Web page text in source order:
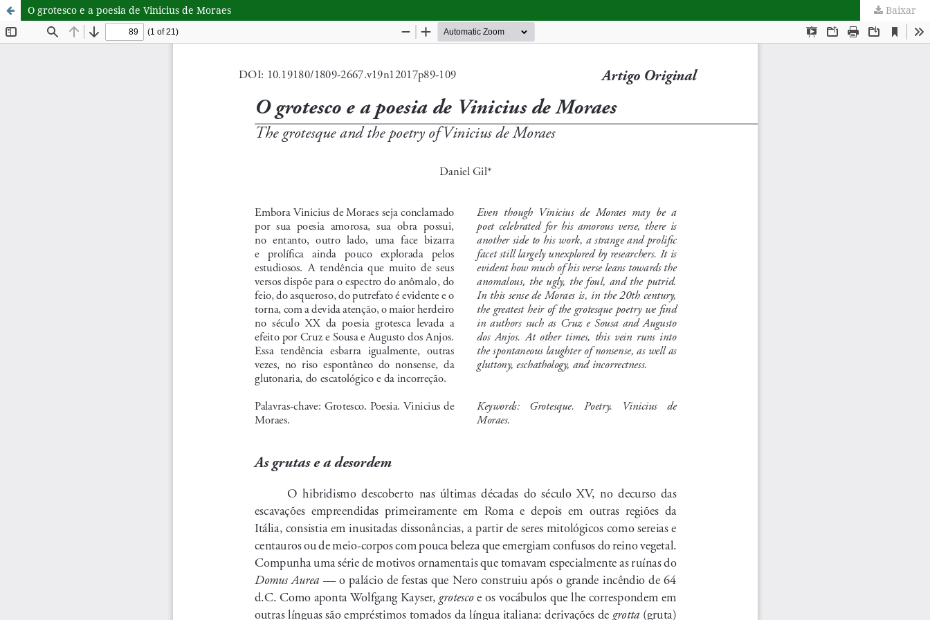
O grotesco e a poesia de Vinicius de Moraes Baixar